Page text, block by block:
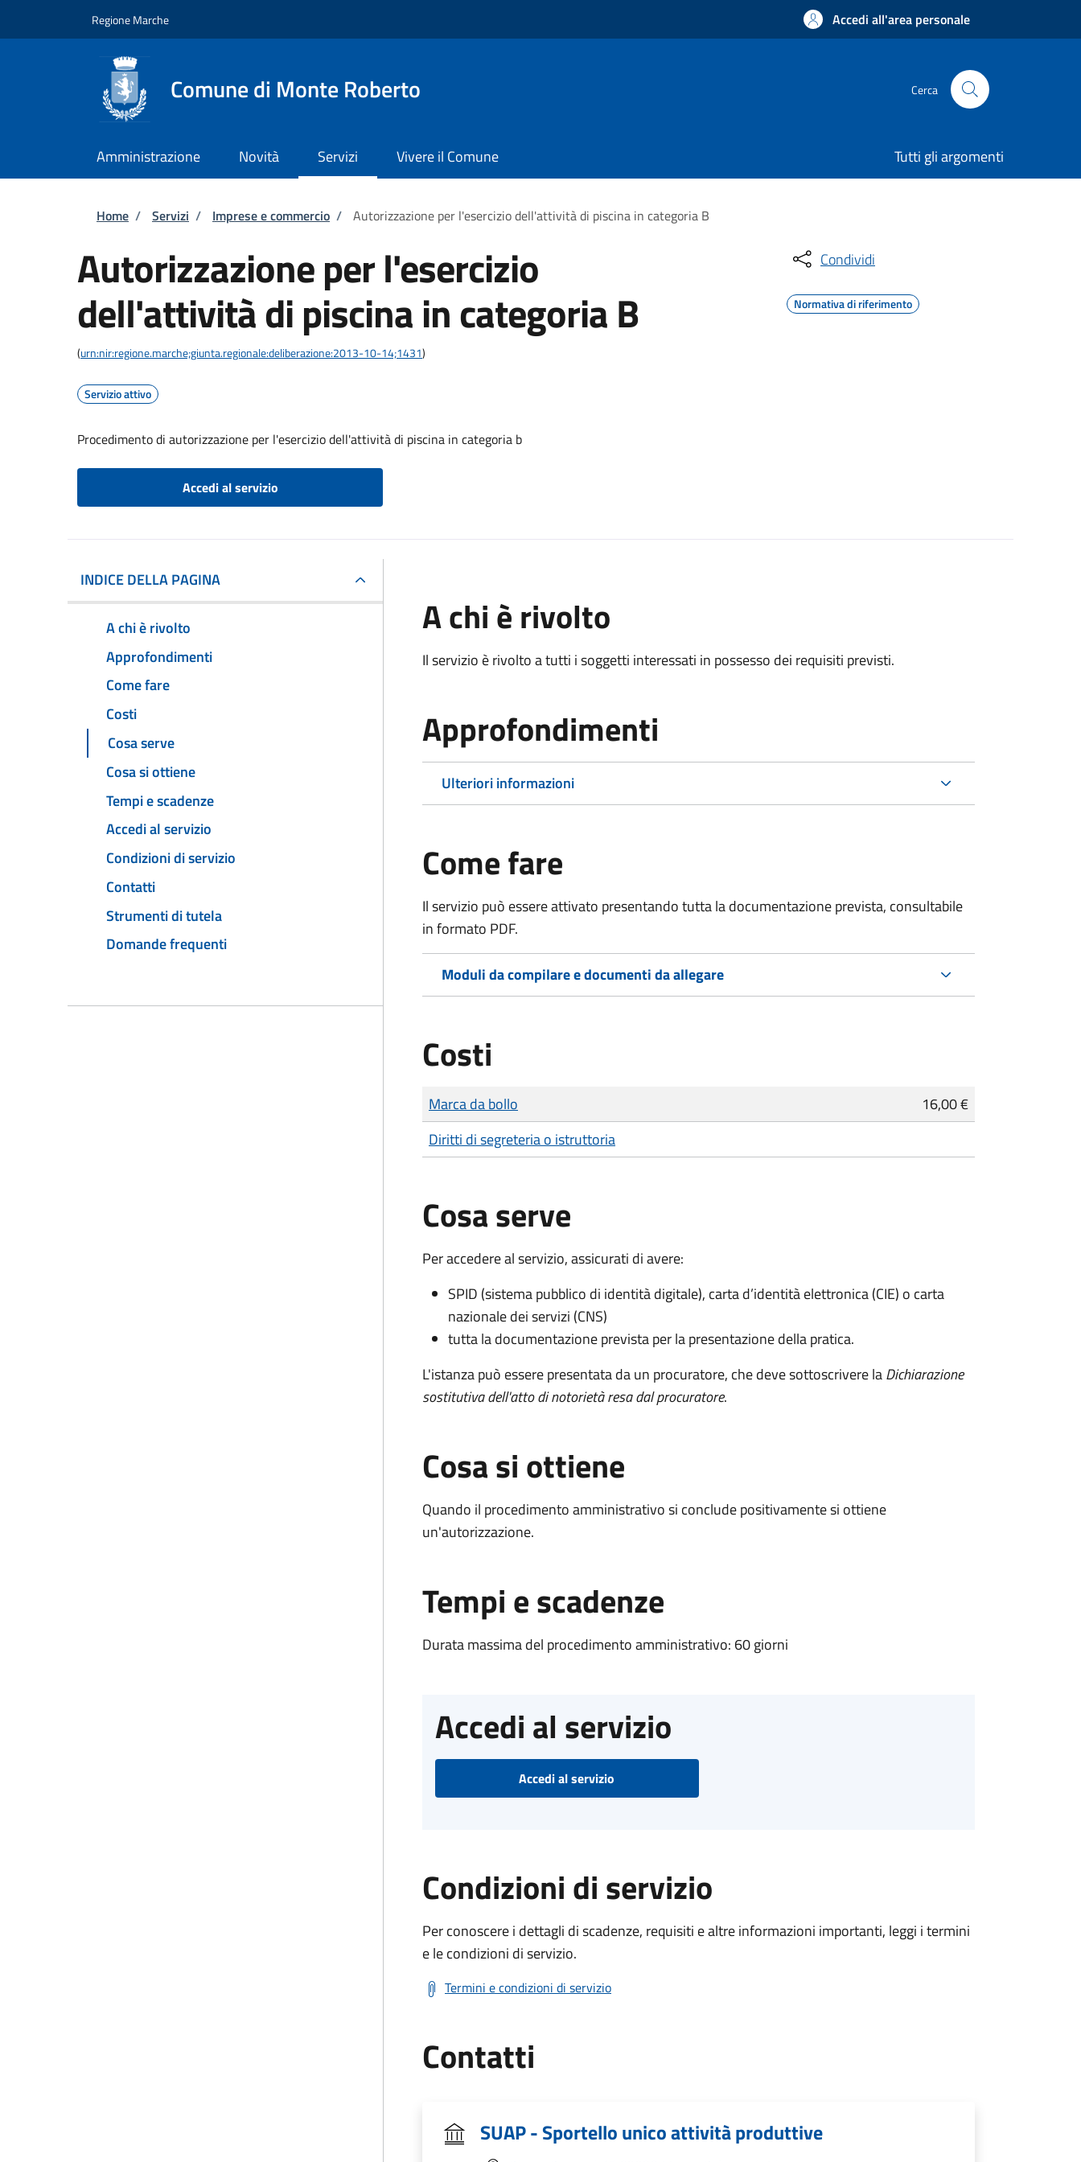
Regione Marche Accedi all'area personale
Comune di Monte Roberto Cerca
Amministrazione Novità Servizi Vivere il Comune Tutti gli argomenti
Briciole di pane
Home / Servizi / Imprese e commercio / Autorizzazione per l'esercizio dell'attività di piscina in categoria B
Autorizzazione per l'esercizio
dell'attività di piscina in categoria B
(urn:nir:regione.marche;giunta.regionale:deliberazione:2013-10-14;1431)
Servizio attivo
Procedimento di autorizzazione per l'esercizio dell'attività di piscina in categoria b
Accedi al servizio
Condividi
Normativa di riferimento
INDICE DELLA PAGINA
A chi è rivolto
Approfondimenti
Come fare
Costi
Cosa serve
Cosa si ottiene
Tempi e scadenze
Accedi al servizio
Condizioni di servizio
Contatti
Strumenti di tutela
Domande frequenti
A chi è rivolto
Il servizio è rivolto a tutti i soggetti interessati in possesso dei requisiti previsti.
Approfondimenti
Ulteriori informazioni
Come fare
Il servizio può essere attivato presentando tutta la documentazione prevista, consultabile
in formato PDF.
Moduli da compilare e documenti da allegare
Costi
Tipo di pagamento
Importo
Marca da bollo
16,00 €
Diritti di segreteria o istruttoria
Cosa serve
Per accedere al servizio, assicurati di avere:
SPID (sistema pubblico di identità digitale), carta d’identità elettronica (CIE) o carta
nazionale dei servizi (CNS)
tutta la documentazione prevista per la presentazione della pratica.
L'istanza può essere presentata da un procuratore, che deve sottoscrivere laDichiarazione
sostitutiva dell'atto di notorietà resa dal procuratore.
Cosa si ottiene
Quando il procedimento amministrativo si conclude positivamente si ottiene
un'autorizzazione.
Tempi e scadenze
Durata massima del procedimento amministrativo: 60 giorni
Accedi al servizio
Accedi al servizio
Condizioni di servizio
Per conoscere i dettagli di scadenze, requisiti e altre informazioni importanti, leggi i termini
e le condizioni di servizio.
Termini e condizioni di servizio
Contatti
SUAP - Sportello unico attività produttive